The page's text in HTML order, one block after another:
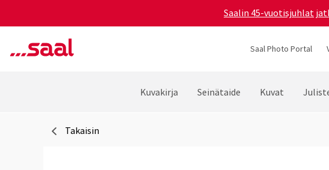
Saalin 45-vuotisjuhlat
Saal Photo Portal
Kuvakirja Seinätaide Kuvat
Takaisin